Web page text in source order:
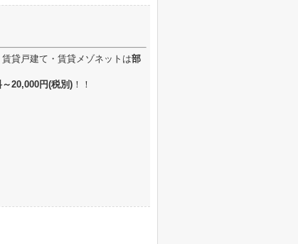
貸戸建て・賃貸メゾネットは部
20,000円(税別) ！！